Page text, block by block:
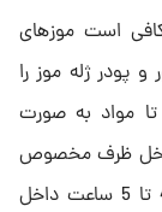
است موزهای
پودر ژله موز را
و 1 دقیقه بزنید تا مواد به صورت
ظرف مخصوص
سرو یا لیوان‌های تک نفره بریزید و به مدت 4 تا 5 ساعت داخل